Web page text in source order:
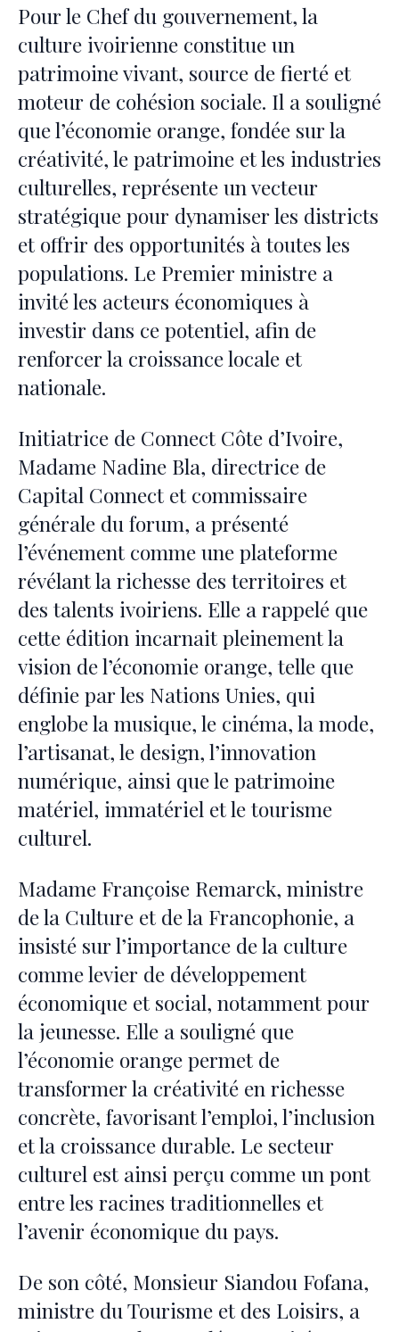
Pour le Chef du gouvernement, la
culture ivoirienne constitue un
patrimoine vivant, source de fierté et
moteur de cohésion sociale. Il a souligné
que l’économie orange, fondée sur la
créativité, le patrimoine et les industries
culturelles, représente un vecteur
stratégique pour dynamiser les districts
et offrir des opportunités à toutes les
populations. Le Premier ministre a
invité les acteurs économiques à
investir dans ce potentiel, afin de
renforcer la croissance locale et
nationale.
Initiatrice de Connect Côte d’Ivoire,
Madame Nadine Bla, directrice de
Capital Connect et commissaire
générale du forum, a présenté
l’événement comme une plateforme
révélant la richesse des territoires et
des talents ivoiriens. Elle a rappelé que
cette édition incarnait pleinement la
vision de l’économie orange, telle que
définie par les Nations Unies, qui
englobe la musique, le cinéma, la mode,
l’artisanat, le design, l’innovation
numérique, ainsi que le patrimoine
matériel, immatériel et le tourisme
culturel.
Madame Françoise Remarck, ministre
de la Culture et de la Francophonie, a
insisté sur l’importance de la culture
comme levier de développement
économique et social, notamment pour
la jeunesse. Elle a souligné que
l’économie orange permet de
transformer la créativité en richesse
concrète, favorisant l’emploi, l’inclusion
et la croissance durable. Le secteur
culturel est ainsi perçu comme un pont
entre les racines traditionnelles et
l’avenir économique du pays.
De son côté, Monsieur Siandou Fofana,
ministre du Tourisme et des Loisirs, a